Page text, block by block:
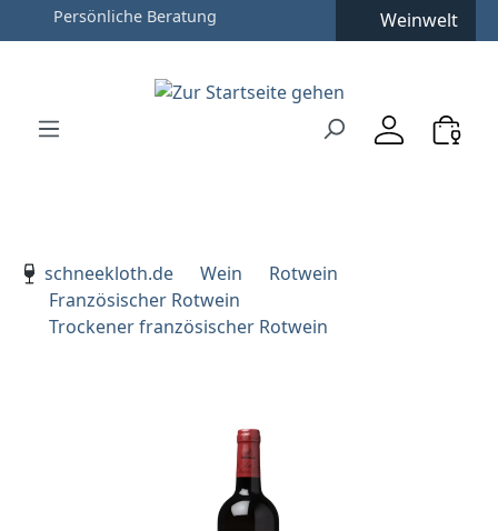
Zum Hauptinhalt springen
Zur Hauptnavigation springen
Weinwelt
schneekloth.de
Wein
Rotwein
Französischer Rotwein
Trockener französischer Rotwein
Bildergalerie überspringen